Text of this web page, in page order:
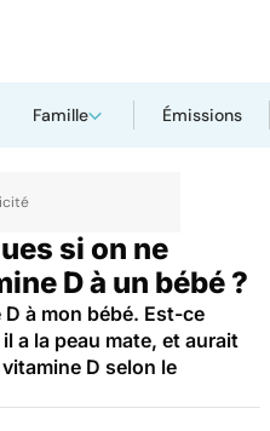
Famille Émissions
si on ne
D à un bébé ?
à mon bébé. Est-ce
a la peau mate, et aurait
D selon le